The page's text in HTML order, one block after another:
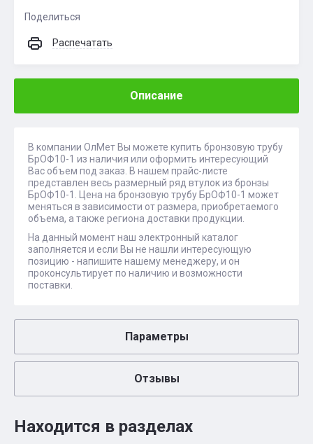
Поделиться
Распечатать
Описание
В компании ОлМет Вы можете купить бронзовую трубу
БрОФ10-1 из наличия или оформить интересующий
Вас объем под заказ. В нашем прайс-листе
представлен весь размерный ряд втулок из бронзы
БрОФ10-1. Цена на бронзовую трубу БрОФ10-1 может
меняться в зависимости от размера, приобретаемого
объема, а также региона доставки продукции.
На данный момент наш электронный каталог
заполняется и если Вы не нашли интересующую
позицию - напишите нашему менеджеру, и он
проконсультирует по наличию и возможности
поставки.
Параметры
Отзывы
Находится в разделах